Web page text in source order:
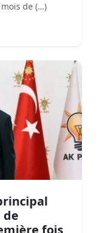
de (…)
de
fois